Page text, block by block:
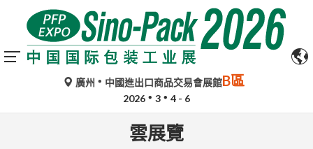
廣州 中國進出口商品交易會展館B區
2026 3 4 - 6
雲展覽